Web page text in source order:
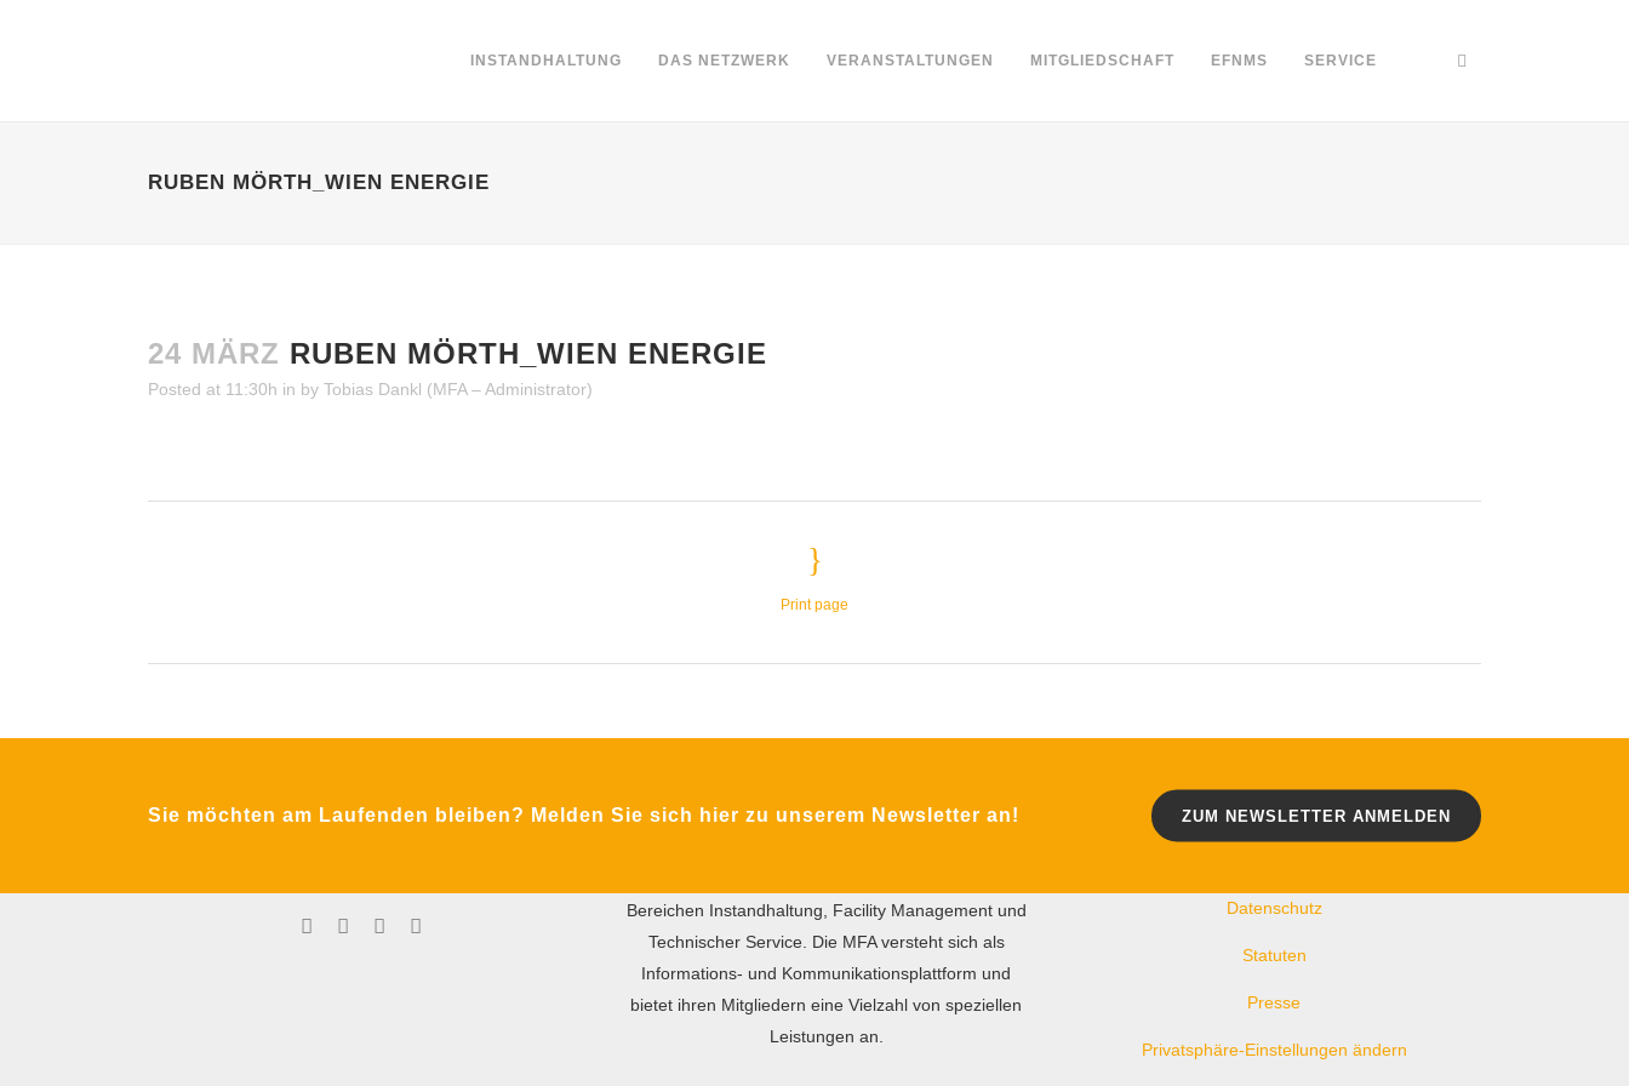
INSTANDHALTUNG DAS NETZWERK VERANSTALTUNGEN MITGLIEDSCHAFT EFNMS SERVICE
RUBEN MÖRTH_WIEN ENERGIE
24 MÄRZ RUBEN MÖRTH_WIEN ENERGIE
Posted at 11:30h in by Tobias Dankl (MFA – Administrator)
Print page
Sie möchten am Laufenden bleiben? Melden Sie sich hier zu unserem Newsletter an! ZUM NEWSLETTER ANMELDEN
A-5071 Wals bei Salzburg
Das Ziel des gemeinnützigen Vereins MFA ist der
Bereichen Instandhaltung, Facility Management und
Technischer Service. Die MFA versteht sich als
Informations- und Kommunikationsplattform und
bietet ihren Mitgliedern eine Vielzahl von speziellen
Leistungen an.
Kontakt
Datenschutz
Statuten
Presse
Privatsphäre-Einstellungen ändern